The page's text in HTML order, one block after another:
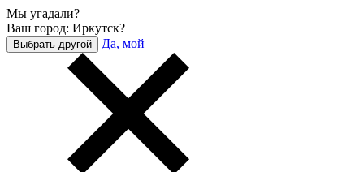
Мы угадали?
Ваш город: Иркутск?
Выбрать другой Да, мой